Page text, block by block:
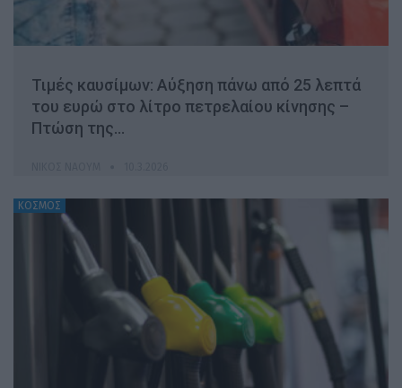
Τιμές καυσίμων: Αύξηση πάνω από 25 λεπτά
του ευρώ στο λίτρο πετρελαίου κίνησης –
Πτώση της…
ΚΟΣΜΟΣ